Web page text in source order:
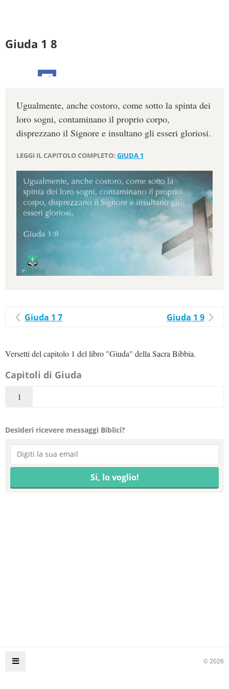
Giuda 1 8
Ugualmente, anche costoro, come sotto la spinta dei
loro sogni, contaminano il proprio corpo,
disprezzano il Signore e insultano gli esseri gloriosi.
LEGGI IL CAPITOLO COMPLETO: GIUDA 1
Giuda 1 7 Giuda 1 9
Versetti del capitolo 1 del libro "Giuda" della Sacra Bibbia.
Capitoli di Giuda
1
Desideri ricevere messaggi Biblici?
© 2026